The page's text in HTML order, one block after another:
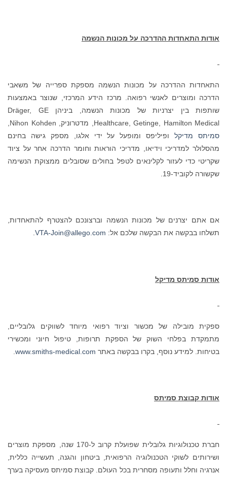
אודות התאחדות ההדרכה על מכונות הנשמה
התאחדות ההדרכה על מכונות הנשמה מספקת ספרייה של משאבי
הדרכה ומוצרים לאנשי רפואה. מרכז הידע המרכזי, שנוצר באמצעות
שותפות בין יצרניות של מכונות הנשמה, ביניהן Dräger, GE
Healthcare, Getinge, Hamilton Medical, מדטרוניק, Nihon Kohden,
סמיתס מדיקלופיליפס ומופעל על ידי אלגו, מספק גישה בחינם
מהסלולר למדריכי וידיאו, מדריכי הוראות וחומר הדרכה אחר על ציוד
שקריטי כדי לעזור לקלינאים לטפל בחולים שסובלים ממצוקת הנשימה
שקשורה לקוביד-19.
אם אתם יצרנים של מכונות הנשמה וברצונכם להצטרף להתאחדות,
תשלחו בבקשה את הבקשה שלכם אל: VTA-Join@allego.com
.
אודות סמיתס מדיקל
ספקית מובילה של מכשור וציוד רפואי מיוחד לשווקים גלובליים,
מתמקדת בפלחי השוק של הספקת תרופות, טיפול חיוני ומכשירי
בטיחות. למידע נוסף, בקרו בבקשה באתר www.smiths-medical.com
אודות קבוצת סמיתס
חברת טכנולוגיות גלובלית שפועלת קרוב ל-170 שנה, מספקת מוצרים
ושירותים לשוקי הטכנולוגיה הרפואית, ביטחון והגנה, תעשייה כללית,
אנרגיה וחלל ותעופה מסחרית בכל העולם. קבוצת סמיתס מעסיקה בערך